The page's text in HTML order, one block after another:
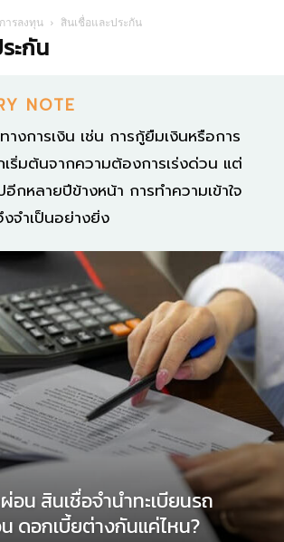
ารลงทุน สินเชื่อและประกัน
ะกัน
NOTE
างการเงิน เช่น การกู้ยืมเงินหรือการ
ริ่มต้นจากความต้องการเร่งด่วน แต่
กหลายปีข้างหน้า การทำความเข้าใจ
งจำเป็นอย่างยิ่ง
อน สินเชื่อจำนำทะเบียนรถ
ดอกเบี้ยต่างกันแค่ไหน?